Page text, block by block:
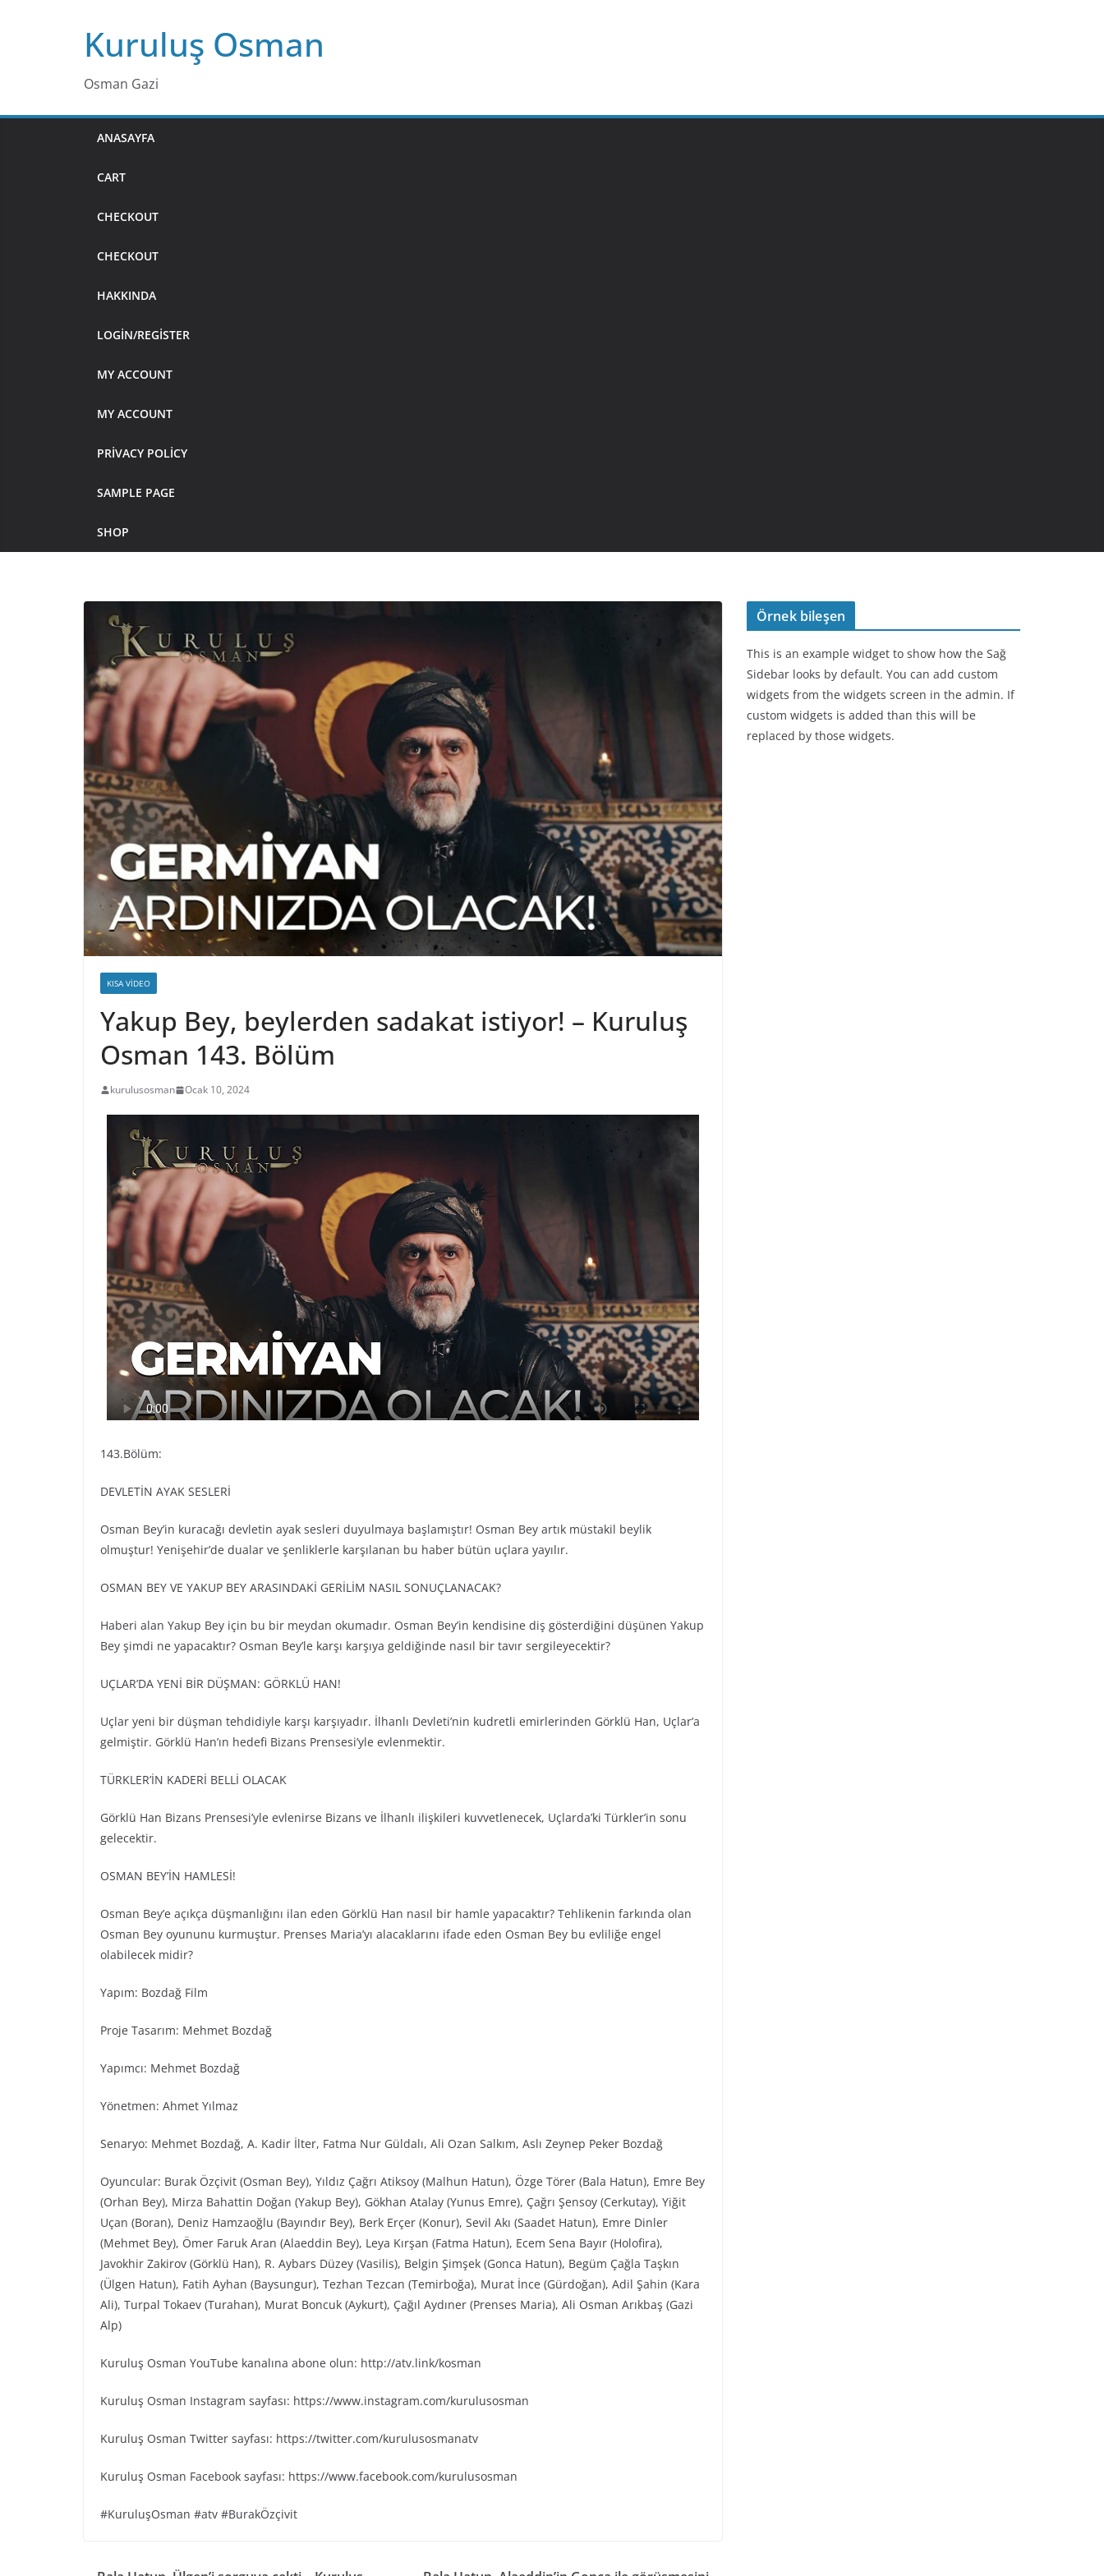
Kuruluş Osman
Osman Gazi
ANASAYFA
CART
CHECKOUT
CHECKOUT
HAKKINDA
LOGIN/REGISTER
MY ACCOUNT
MY ACCOUNT
PRIVACY POLICY
SAMPLE PAGE
SHOP
KISA VIDEO
Yakup Bey, beylerden sadakat istiyor! – Kuruluş
Osman 143. Bölüm
kurulusosman Ocak 10, 2024
143.Bölüm:
DEVLETİN AYAK SESLERİ
Osman Bey’in kuracağı devletin ayak sesleri duyulmaya başlamıştır! Osman Bey artık müstakil beylik
olmuştur! Yenişehir’de dualar ve şenliklerle karşılanan bu haber bütün uçlara yayılır.
OSMAN BEY VE YAKUP BEY ARASINDAKİ GERİLİM NASIL SONUÇLANACAK?
Haberi alan Yakup Bey için bu bir meydan okumadır. Osman Bey’in kendisine diş gösterdiğini düşünen Yakup
Bey şimdi ne yapacaktır? Osman Bey’le karşı karşıya geldiğinde nasıl bir tavır sergileyecektir?
UÇLAR’DA YENİ BİR DÜŞMAN: GÖRKLÜ HAN!
Uçlar yeni bir düşman tehdidiyle karşı karşıyadır. İlhanlı Devleti’nin kudretli emirlerinden Görklü Han, Uçlar’a
gelmiştir. Görklü Han’ın hedefi Bizans Prensesi’yle evlenmektir.
TÜRKLER’İN KADERİ BELLİ OLACAK
Görklü Han Bizans Prensesi’yle evlenirse Bizans ve İlhanlı ilişkileri kuvvetlenecek, Uçlarda’ki Türkler’in sonu
gelecektir.
OSMAN BEY’İN HAMLESİ!
Osman Bey’e açıkça düşmanlığını ilan eden Görklü Han nasıl bir hamle yapacaktır? Tehlikenin farkında olan
Osman Bey oyununu kurmuştur. Prenses Maria’yı alacaklarını ifade eden Osman Bey bu evliliğe engel
olabilecek midir?
Yapım: Bozdağ Fi̇lm
Proje Tasarım: Mehmet Bozdağ
Yapımcı: Mehmet Bozdağ
Yönetmen: Ahmet Yılmaz
Senaryo: Mehmet Bozdağ, A. Kadir İlter, Fatma Nur Güldalı, Ali Ozan Salkım, Aslı Zeynep Peker Bozdağ
Oyuncular: Burak Özçivit (Osman Bey), Yıldız Çağrı Atiksoy (Malhun Hatun), Özge Törer (Bala Hatun), Emre Bey
(Orhan Bey), Mirza Bahattin Doğan (Yakup Bey), Gökhan Atalay (Yunus Emre), Çağrı Şensoy (Cerkutay), Yiğit
Uçan (Boran), Deniz Hamzaoğlu (Bayındır Bey), Berk Erçer (Konur), Sevil Akı (Saadet Hatun), Emre Dinler
(Mehmet Bey), Ömer Faruk Aran (Alaeddin Bey), Leya Kırşan (Fatma Hatun), Ecem Sena Bayır (Holofira),
Javokhir Zakirov (Görklü Han), R. Aybars Düzey (Vasilis), Belgin Şimşek (Gonca Hatun), Begüm Çağla Taşkın
(Ülgen Hatun), Fatih Ayhan (Baysungur), Tezhan Tezcan (Temirboğa), Murat İnce (Gürdoğan), Adil Şahin (Kara
Ali), Turpal Tokaev (Turahan), Murat Boncuk (Aykurt), Çağıl Aydıner (Prenses Maria), Ali Osman Arıkbaş (Gazi
Alp)
Kuruluş Osman YouTube kanalına abone olun: http://atv.link/kosman
Kuruluş Osman Instagram sayfası: https://www.instagram.com/kurulusosman
Kuruluş Osman Twitter sayfası: https://twitter.com/kurulusosmanatv
Kuruluş Osman Facebook sayfası: https://www.facebook.com/kurulusosman
#KuruluşOsman #atv #BurakÖzçivit
Örnek bileşen
This is an example widget to show how the Sağ
Sidebar looks by default. You can add custom
widgets from the widgets screen in the admin. If
custom widgets is added than this will be
replaced by those widgets.